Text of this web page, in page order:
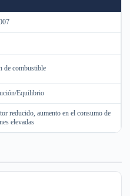
de combustible
Equilibrio
reducido, aumento en el consumo de
elevadas